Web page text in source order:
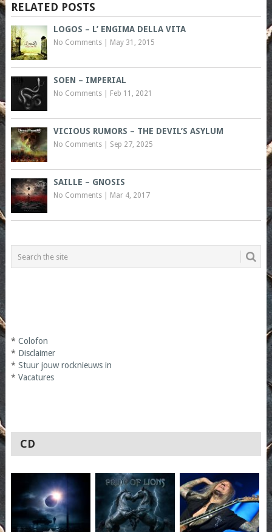
RELATED POSTS
LOGOS – L’ ENGIMA DELLA VITA
No Comments| May 31, 2015
SOEN – IMPERIAL
No Comments| Feb 11, 2021
VICIOUS RUMORS – THE DEVIL’S ASYLUM
No Comments| Sep 27, 2025
SAILLE – GNOSIS
No Comments| Mar 4, 2017
* Colofon
* Disclaimer
* Stuur jouw rocknieuws in
* Vacatures
CD